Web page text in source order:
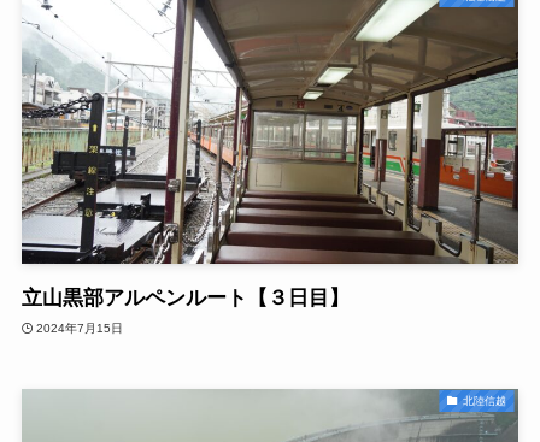
立山黒部アルペンルート【３日目】
2024年7月15日
北陸信越